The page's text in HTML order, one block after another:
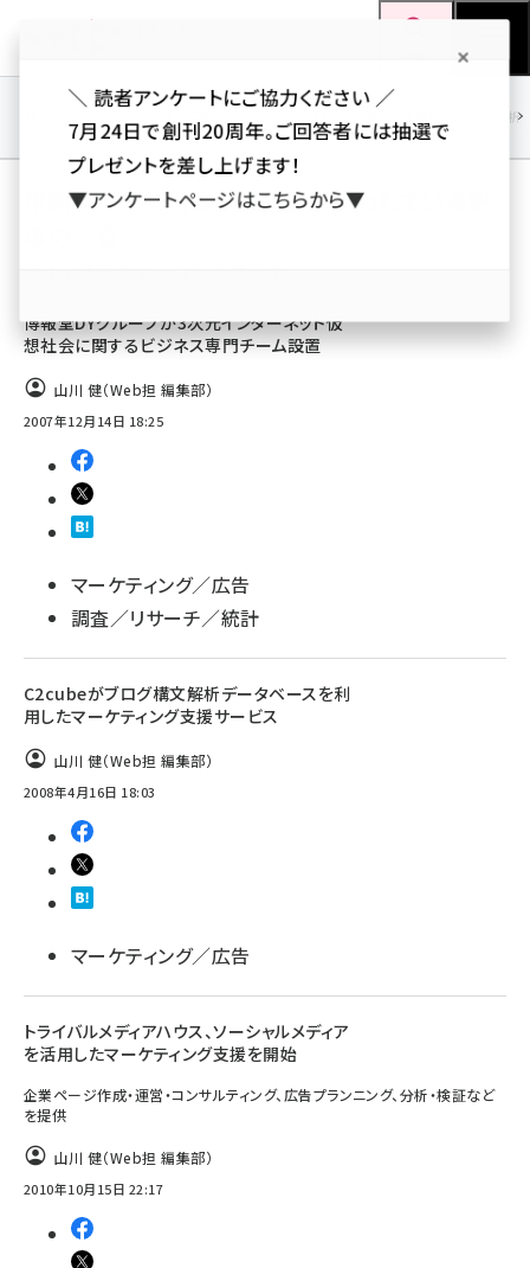
ン
youtube (2425)
note (2310)
z世代 (1620)
meo (1274)
llmo (1160)
アクセス解析／データ分析
用語「マーケティング支援」 が使われている記
博報堂DYグループが3次元インターネット仮
想社会に関するビジネス専門チーム設置
山川 健（Web担 編集部）
2007年12月14日 18:25
マーケティング／広告
調査／リサーチ／統計
C2cubeがブログ構文解析データベースを利
用したマーケティング支援サービス
山川 健（Web担 編集部）
2008年4月16日 18:03
マーケティング／広告
トライバルメディアハウス、ソーシャルメディア
を活用したマーケティング支援を開始
企業ページ作成・運営・コンサルティング、広告プランニング、分析・検証など
を提供
山川 健（Web担 編集部）
2010年10月15日 22:17
＼ 読者アンケートにご協力ください ／
7月24日で創刊20周年。ご回答者には抽選で
プレゼントを差し上げます！
▼アンケートページはこちらから▼